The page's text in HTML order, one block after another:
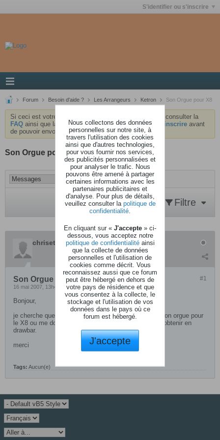
S'identifier ou s'inscrire
Forum Besoin d'aide ? Les Arrangeurs Ketron Son Orgue pour X8
Si ceci est votre première visite, nous vous invitons à consulter la
FAQ ainsi que la chartedu forum . Vous devrez vous inscrire avant
de pouvoir envoyer des messages.
Son Orgue pour X8
Filtre
chrisetmic
#1
Son Orgue pour X8
16 mai 2007, 13h41
Bonjour,
je cherche quelqu'un qui pourrais me donner un bon son orgue pour
le X8 ou me donner des parametres à régler afin de l'obtenir en
drawbar.
merci
Tags: Aucun(e)
Nous collectons des données
personnelles sur notre site, à
travers l'utilisation des cookies
ainsi que d'autres technologies,
pour vous fournir nos services,
des publicités personnalisées et
pour analyser le trafic. Nous
pouvons être amené à partager
certaines informations avec les
partenaires publicitaires et
d'analyse. Pour plus de détails,
veuillez consulter la politique de
confidentialité
En cliquant sur « J'accepte » ci-
dessous, vous acceptez notre
politique de confidentialitéainsi
que la collecte de données
personnelles et l'utilisation de
cookies comme décrit. Vous
reconnaissez aussi que ce forum
peut être hébergé en dehors de
votre pays de résidence et que
vous consentez à la collecte, le
stockage et l'utilisation de vos
données dans le pays où ce
forum est hébergé.
J'accepte